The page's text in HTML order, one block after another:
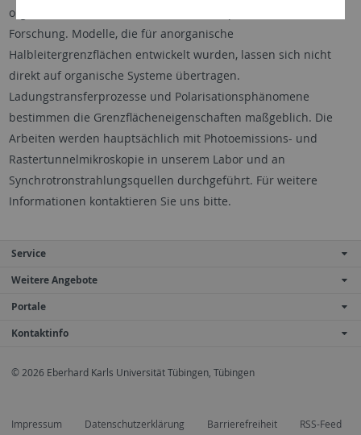
organischer Materialien sind ein Schwerpunkt aktueller
Forschung. Modelle, die für anorganische
Halbleitergrenzflächen entwickelt wurden, lassen sich nicht
direkt auf organische Systeme übertragen.
Ladungstransferprozesse und Polarisationsphänomene
bestimmen die Grenzflächeneigenschaften maßgeblich. Die
Arbeiten werden hauptsächlich mit Photoemissions- und
Rastertunnelmikroskopie in unserem Labor und an
Synchrotronstrahlungsquellen durchgeführt. Für weitere
Informationen kontaktieren Sie uns bitte.
Service
Weitere Angebote
Portale
Kontaktinfo
© 2026 Eberhard Karls Universität Tübingen, Tübingen
Impressum Datenschutzerklärung Barrierefreiheit RSS-Feed